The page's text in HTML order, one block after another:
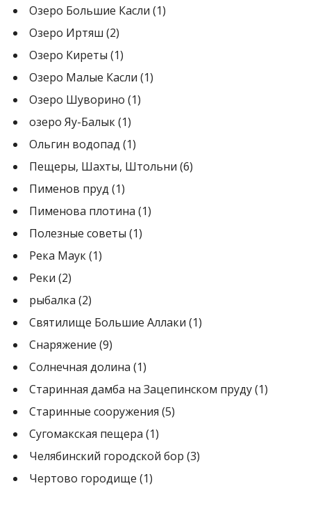
Озеро Большие Касли (1)
Озеро Иртяш (2)
Озеро Киреты (1)
Озеро Малые Касли (1)
Озеро Шуворино (1)
озеро Яу-Балык(1)
Ольгин водопад (1)
Пещеры, Шахты, Штольни (6)
Пименов пруд (1)
Пименова плотина (1)
Полезные советы (1)
Река Маук(1)
Реки (2)
рыбалка (2)
Святилище Большие Аллаки (1)
Снаряжение (9)
Солнечная долина (1)
Старинная дамба на Зацепинском пруду(1)
Старинные сооружения (5)
Сугомакская пещера (1)
Челябинский городской бор (3)
Чертово городище (1)